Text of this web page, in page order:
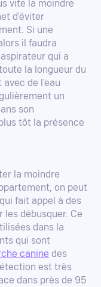
vite la moindre
d'éviter
Si une
il faudra
qui a
la longueur du
de l'eau
un
son
tôt la présence
la moindre
on peut
fait appel à des
débusquer. Ce
dans la
qui sont
canine des
est très
dans près de 95